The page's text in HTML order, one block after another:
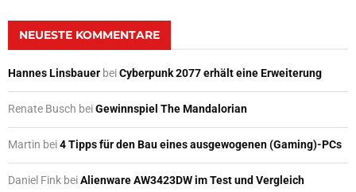
NEUESTE KOMMENTARE
Hannes Linsbauer beiCyberpunk 2077 erhält eine Erweiterung
Renate Busch beiGewinnspiel The Mandalorian
Martin bei4 Tipps für den Bau eines ausgewogenen (Gaming)-PCs
Daniel Fink beiAlienware AW3423DW im Test und Vergleich